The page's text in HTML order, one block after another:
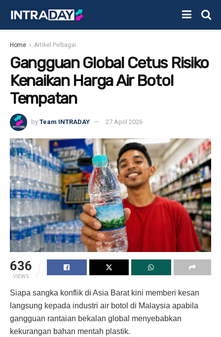
Home Artikel Pelbagai
Gangguan Global Cetus Risiko
Kenaikan Harga Air Botol
Tempatan
by Team INTRADAY 27 April 2026
636
VIEWS
Siapa sangka konflik di Asia Barat kini memberi kesan
langsung kepada industri air botol di Malaysia apabila
gangguan rantaian bekalan global menyebabkan
kekurangan bahan mentah plastik.